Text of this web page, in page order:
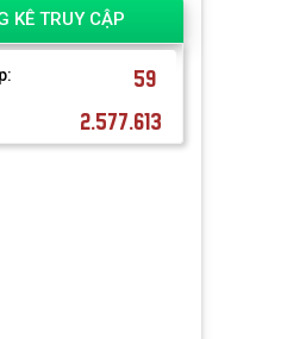
KÊ TRUY CẬP
59
2.577.613